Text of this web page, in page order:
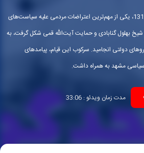
واقعه مسجد گوهرشاد در تیرماه 1314، یکی از مهم‌ترین اعتراضات مردمی علیه سیاست‌های
شیخ بهلول گنابادی و حمایت آیت‌الله قمی شکل گرفت، به
دولتی انجامید. سرکوب این قیام، پیامدهای
مشهد به همراه داشت.
مدت زمان ویدئو : 33:06